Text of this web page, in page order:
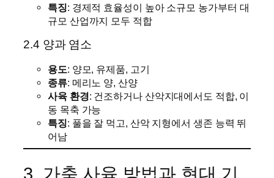
특징: 경제적 효율성이 높아 소규모 농가부터 대
규모 산업까지 모두 적합
2.4 양과 염소
용도: 양모, 유제품, 고기
종류: 메리노 양, 산양
사육 환경: 건조하거나 산악지대에서도 적합, 이
동 목축 가능
특징: 풀을 잘 먹고, 산악 지형에서 생존 능력 뛰
어남
3. 가축 사육 방법과 현대 기